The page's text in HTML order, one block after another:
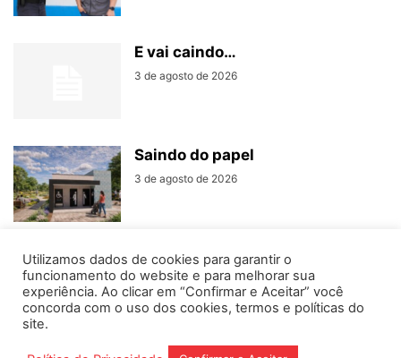
E vai caindo…
3 de agosto de 2026
Saindo do papel
3 de agosto de 2026
Home Editorias Coluna Social Grampos
Fale conosco Assinantes
Utilizamos dados de cookies para garantir o
funcionamento do website e para melhorar sua
experiência. Ao clicar em “Confirmar e Aceitar” você
concorda com o uso dos cookies, termos e políticas do
site.